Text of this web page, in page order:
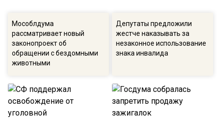
Мособлдума
рассматривает новый
законопроект об
обращении с бездомными
животными
Депутаты предложили
жестче наказывать за
незаконное использование
знака инвалида